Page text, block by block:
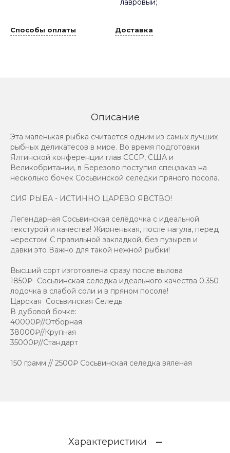
лавровый;
Способы оплаты Доставка
Описание
Эта маленькая рыбка считается одним из самых лучших
рыбных деликатесов в мире. Во время подготовки
Ялтинской конференции глав СССР, США и
Великобритании, в Березово поступил спецзаказ на
несколько бочек Сосьвинской селедки пряного посола.
СИЯ РЫБА - ИСТИННО ЦАРЕВО ЯВСТВО!
Легендарная Сосьвинская селёдочка с идеальной
текстурой и качества! Жирненькая, после нагула, перед
нерестом! С правильной закладкой, без пузырев и
давки это Важно для такой нежной рыбки!
Высший сорт изготовлена сразу после вылова
1850₽- Сосьвинская селедка идеального качества 0.350
лодочка в слабой соли и в пряном посоле!
Царская Сосьвинская Селедь
В дубовой бочке:
40000₽//Отборная
38000₽//Крупная
35000₽//Стандарт
150 грамм // 2500₽ Сосьвинская селедка вяленая
Характеристики